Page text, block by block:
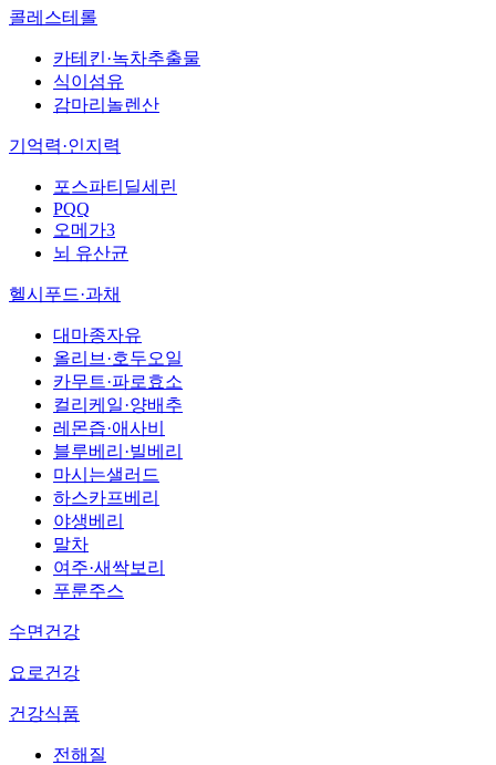
콜레스테롤
카테킨·녹차추출물
식이섬유
감마리놀렌산
기억력·인지력
포스파티딜세린
PQQ
오메가3
뇌 유산균
헬시푸드·과채
대마종자유
올리브·호두오일
카무트·파로효소
컬리케일·양배추
레몬즙·애사비
블루베리·빌베리
마시는샐러드
하스카프베리
야생베리
말차
여주·새싹보리
푸룬주스
수면건강
요로건강
건강식품
전해질